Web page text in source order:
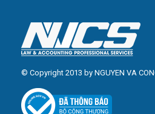
© Copyright 2013 by NGUYEN VA